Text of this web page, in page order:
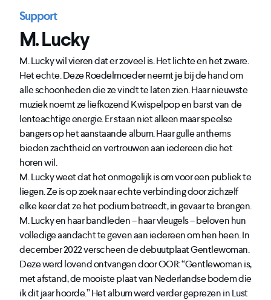
Support
M. Lucky
M. Lucky wil vieren dat er zoveel is. Het lichte en het zware.
Het echte. Deze Roedelmoeder neemt je bij de hand om
alle schoonheden die ze vindt te laten zien. Haar nieuwste
muziek noemt ze liefkozend Kwispelpop en barst van de
lenteachtige energie. Er staan niet alleen maar speelse
bangers op het aanstaande album. Haar gulle anthems
bieden zachtheid en vertrouwen aan iedereen die het
horen wil.
M. Lucky weet dat het onmogelijk is om voor een publiek te
liegen. Ze is op zoek naar echte verbinding door zichzelf
elke keer dat ze het podium betreedt, in gevaar te brengen.
M. Lucky en haar bandleden – haar vleugels – beloven hun
volledige aandacht te geven aan iedereen om hen heen. In
december 2022 verscheen de debuutplaat Gentlewoman.
Deze werd lovend ontvangen door OOR: “Gentlewoman is,
met afstand, de mooiste plaat van Nederlandse bodem die
ik dit jaar hoorde.” Het album werd verder geprezen in Lust